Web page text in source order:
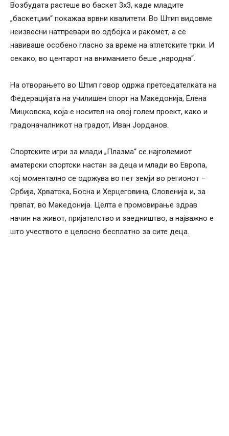
Возбудата растеше во баскет 3х3, каде младите
„баскетџии“ покажаа врвни квалитети. Во Штип видовме
неизвесни натпревари во одбојка и ракомет, а се
навиваше особено гласно за време на атлетските трки. И
секако, во центарот на вниманието беше „народна“.
На отворањето во Штип говор одржа претседателката на
Федерацијата на училишен спорт на Македонија, Елена
Мицковска, која е носител на овој голем проект, како и
градоначалникот на градот, Иван Јорданов.
Спортските игри за млади „Плазма“ се најголемиот
аматерски спортски настан за деца и млади во Европа,
кој моментално се одржува во пет земји во регионот –
Србија, Хрватска, Босна и Херцеговина, Словенија и, за
првпат, во Македонија. Целта е промовирање здрав
начин на живот, пријателство и заедништво, а најважно е
што учеството е целосно бесплатно за сите деца.